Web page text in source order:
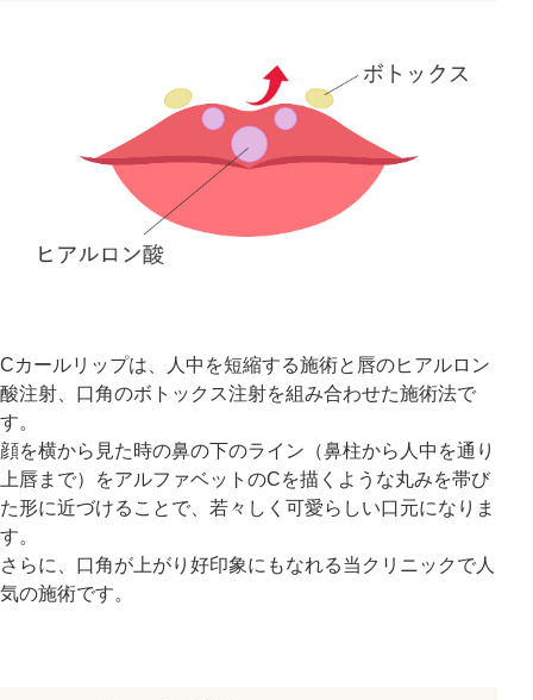
Cカールリップは、人中を短縮する施術と唇のヒアルロン
酸注射、口角のボトックス注射を組み合わせた施術法で
す。
顔を横から見た時の鼻の下のライン（鼻柱から人中を通り
上唇まで）をアルファベットのCを描くような丸みを帯び
た形に近づけることで、若々しく可愛らしい口元になりま
す。
さらに、口角が上がり好印象にもなれる当クリニックで人
気の施術です。